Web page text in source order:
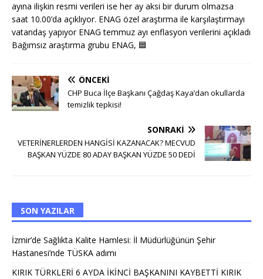
ayına ilişkin resmi verileri ise her ay aksi bir durum olmazsa
saat 10.00’da açıklıyor. ENAG özel araştırma ile karşılaştırmayı
vatandaş yapıyor ENAG temmuz ayı enflasyon verilerini açıkladı
Bağımsız araştırma grubu ENAG, 🟦
ÖNCEKI
CHP Buca İlçe Başkanı Çağdaş Kaya’dan okullarda
temizlik tepkisi!
SONRAKI
VETERİNERLERDEN HANGİSİ KAZANACAK? MECVUD
BAŞKAN YÜZDE 80 ADAY BAŞKAN YÜZDE 50 DEDİ
SON YAZILAR
İzmir’de Sağlıkta Kalite Hamlesi: İl Müdürlüğünün Şehir
Hastanesi’nde TÜSKA adımı
KIRIK TÜRKLERİ 6 AYDA İKİNCİ BAŞKANINI KAYBETTİ KIRIK